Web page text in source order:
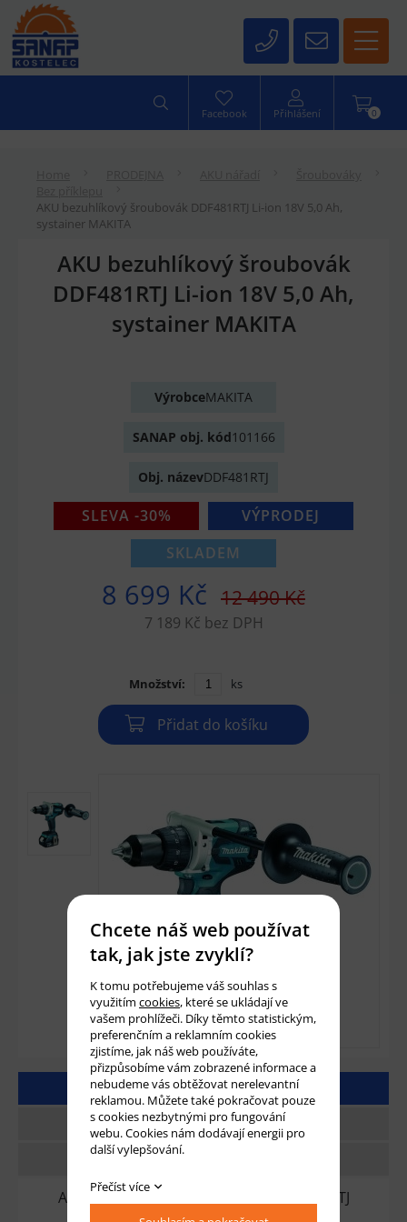
0
Facebook Přihlášení
AKU bezuhlíkový šroubovák DDF481RTJ Li-ion 18V 5,0 Ah,
systainer MAKITA
AKU bezuhlíkový šroubovák
DDF481RTJ Li-ion 18V 5,0 Ah,
systainer MAKITA
VýrobceMAKITA
SANAP obj. kód101166
Obj. názevDDF481RTJ
SLEVA -30%
VÝPRODEJ
SKLADEM
8 699 Kč 12 490 Kč
7 189 Kč bez DPH
Množství: ks
Přidat do košíku
DETAILNÍ POPIS
TECHNICKÉ PARAMETRY
Aku vrtačka Makita bezuhlíková DDF481RTJ
18V/5,0Li-ion + systainer
Chcete náš web používat
tak, jak jste zvyklí?
K tomu potřebujeme váš souhlas s
využitím cookies, které se ukládají ve
vašem prohlížeči. Díky těmto statistickým,
preferenčním a reklamním cookies
zjistíme, jak náš web používáte,
přizpůsobíme vám zobrazené informace a
nebudeme vás obtěžovat nerelevantní
reklamou. Můžete také pokračovat pouze
s cookies nezbytnými pro fungování
webu. Cookies nám dodávají energii pro
další vylepšování.
Přečíst více